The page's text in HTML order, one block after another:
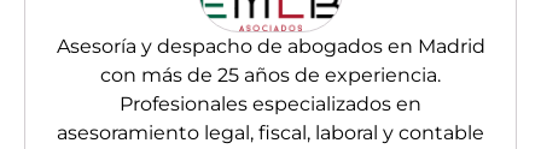
Asesoría y despacho de abogados en Madrid
con más de 25 años de experiencia.
Profesionales especializados en
asesoramiento legal, fiscal, laboral y contable